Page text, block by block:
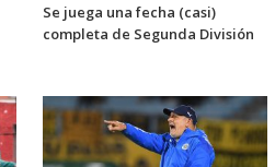
Se juega una fecha (casi)
completa de Segunda División